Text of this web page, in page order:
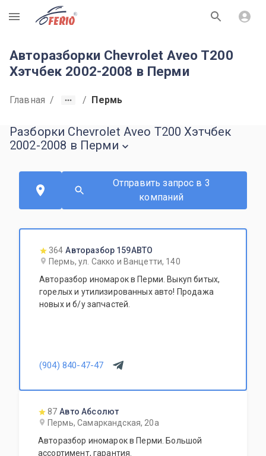
R
Авторазборки Chevrolet Aveo T200
Хэтчбек 2002-2008 в Перми
Главная / / Пермь
Разборки Chevrolet Aveo T200 Хэтчбек
2002-2008 в Перми
Отправить запрос в 3
компаний
364 Авторазбор 159АВТО
Пермь, ул. Сакко и Ванцетти, 140
Авторазбор иномарок в Перми. Выкуп битых,
горелых и утилизированных авто! Продажа
новых и б/у запчастей.
(904) 840-47-47
87 Авто Абсолют
Пермь, Самаркандская, 20а
Авторазбор иномарок в Перми. Большой
ассортимент, гарантия.